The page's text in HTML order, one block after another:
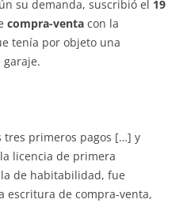
su demanda, suscribió el 19
compra-venta con la
tenía por objeto una
tres primeros pagos […] y
licencia de primera
de habitabilidad, fue
escritura de compra-venta,